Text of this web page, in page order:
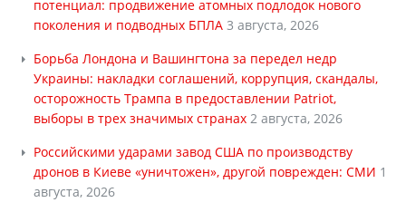
потенциал: продвижение атомных подлодок нового
поколения и подводных БПЛА 3 августа, 2026
Борьба Лондона и Вашингтона за передел недр
Украины: накладки соглашений, коррупция, скандалы,
осторожность Трампа в предоставлении Patriot,
выборы в трех значимых странах 2 августа, 2026
Российскими ударами завод США по производству
дронов в Киеве «уничтожен», другой поврежден: СМИ 1
августа, 2026